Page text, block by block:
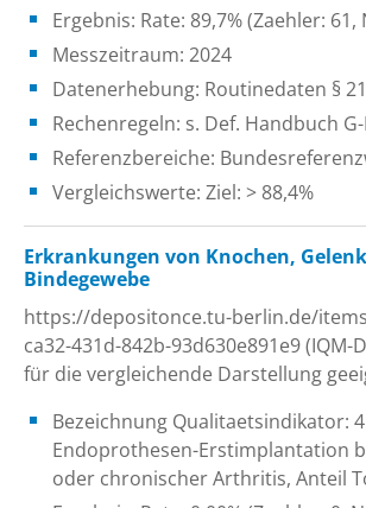
Ergebnis: Rate: 89,7% (Zaehler: 61,
Messzeitraum: 2024
Datenerhebung: Routinedaten §
Rechenregeln: s. Def. Handbuch G-
Referenzbereiche:
Vergleichswerte: Ziel: > 88,4%
Erkrankungen von Knochen,
Bindegewebe
https://depositonce.tu-berlin.de/
ca32-431d-842b-93d630e891e9
für die vergleichende Darstellung
Bezeichnung Qualitaetsindikator:
Endoprothesen-Erstimplantation
oder chronischer Arthritis, Anteil